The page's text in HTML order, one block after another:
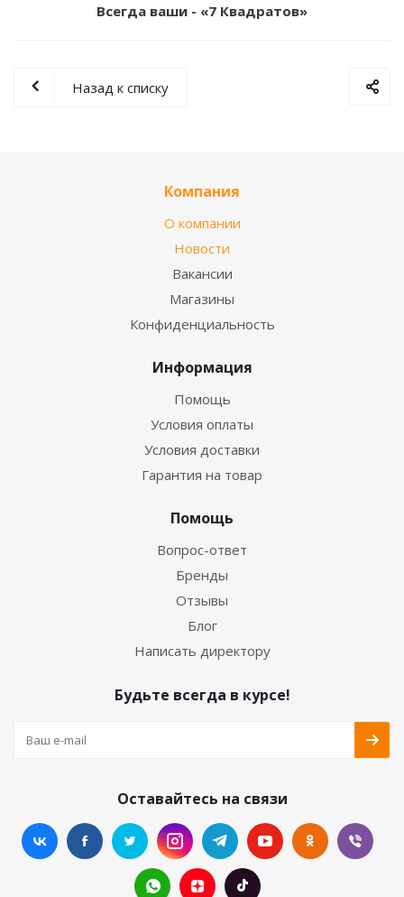
Всегда ваши - «7 Квадратов»
Назад к списку
Компания
О компании
Новости
Вакансии
Магазины
Конфиденциальность
Информация
Помощь
Условия оплаты
Условия доставки
Гарантия на товар
Помощь
Вопрос-ответ
Бренды
Отзывы
Блог
Написать директору
Будьте всегда в курсе!
Оставайтесь на связи